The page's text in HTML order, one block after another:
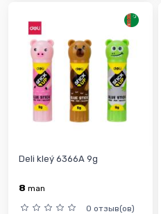
Deli kleý 6366A 9g
8 man
0 отзыв(ов)